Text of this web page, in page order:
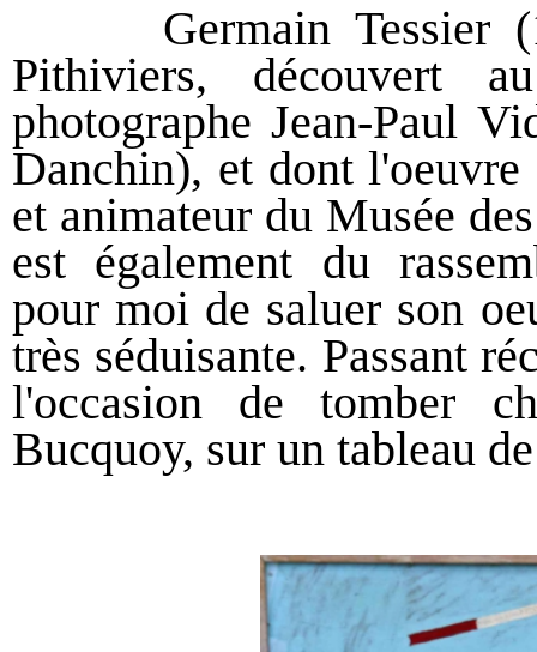
Germain Tessier
Pithiviers, découvert
photographe Jean-Paul
Danchin), et dont l'oeuvre
et animateur du Musée
est également du
pour moi de saluer son
très séduisante. Passant
l'occasion de tomber
Bucquoy, sur un tableau